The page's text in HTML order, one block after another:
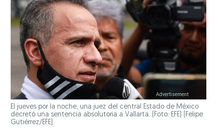
El jueves por la noche, una juez del central Estado de México
decretó una sentencia absolutoria a Vallarta. (Foto: EFE)
(Felipe
Gutiérrez/EFE)